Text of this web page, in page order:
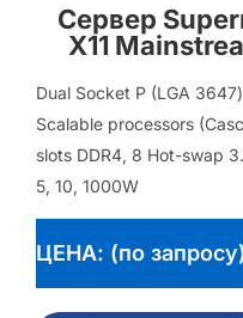
Сервер
X11
Dual Socket P (LGA
Scalable processors
slots DDR4, 8 Hot-swap
5, 10, 1000W
ЦЕНА: (по запросу)